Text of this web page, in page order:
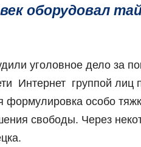
оборудовал
уголовное дело за
Интернет группой лиц
особо
свободы. Через